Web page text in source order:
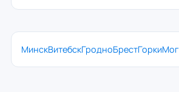
МинскВитебскГродноБрестГорки